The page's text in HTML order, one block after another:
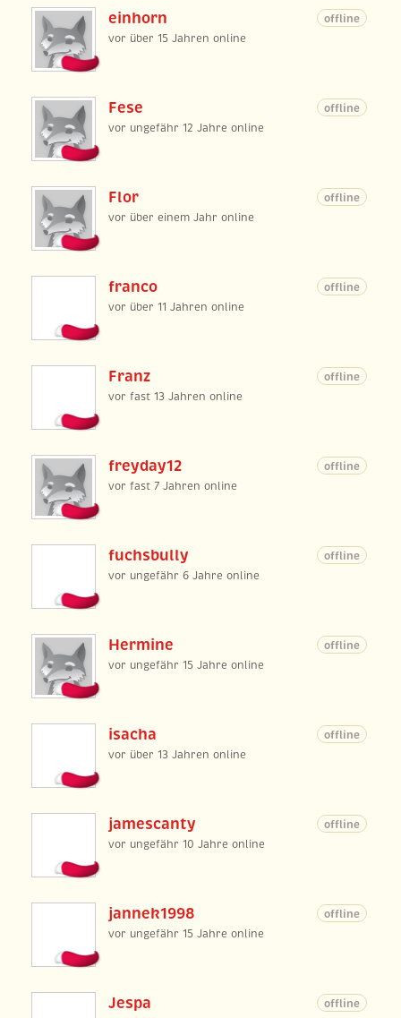
einhorn
offline
vor über 15 Jahren online
Fese
offline
vor ungefähr 12 Jahre online
Flor
offline
vor über einem Jahr online
franco
offline
vor über 11 Jahren online
Franz
offline
vor fast 13 Jahren online
freyday12
offline
vor fast 7 Jahren online
fuchsbully
offline
vor ungefähr 6 Jahre online
Hermine
offline
vor ungefähr 15 Jahre online
isacha
offline
vor über 13 Jahren online
jamescanty
offline
vor ungefähr 10 Jahre online
jannek1998
offline
vor ungefähr 15 Jahre online
Jespa
offline